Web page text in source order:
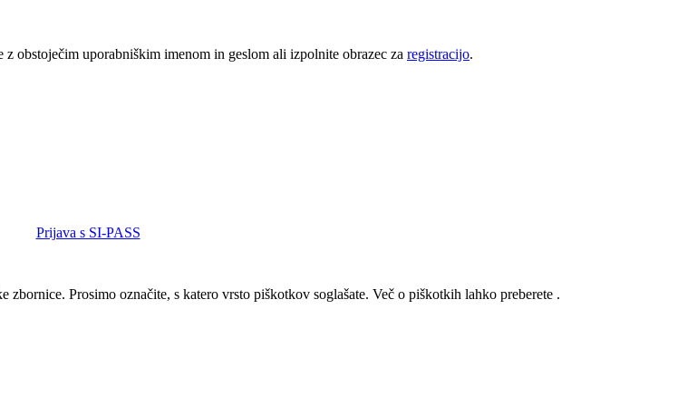
obstoječim uporabniškim imenom in geslom ali izpolnite obrazec za registracijo.
Prijava s SI-PASS
Prosimo označite, s katero vrsto piškotkov soglašate. Več o piškotkih lahko preberete .